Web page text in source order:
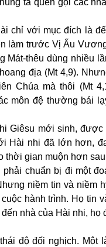
ta quen gọi các
chỉ với mục đích là
làm trước Vị Ấu
thêu dùng nhiều
địa (Mt 4,9).
Chúa mà thôi (Mt
môn đệ thường bái
Giêsu mới sinh, được
Hài nhi đã lớn hơn,
thời gian muộn hơn sau
chuẩn bị đi một
niềm tin và niềm
hành trình. Họ tin
nhà của Hài nhi, họ
độ đối nghịch. Một